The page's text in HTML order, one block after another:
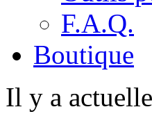
F.A.Q.
Boutique
Il y a